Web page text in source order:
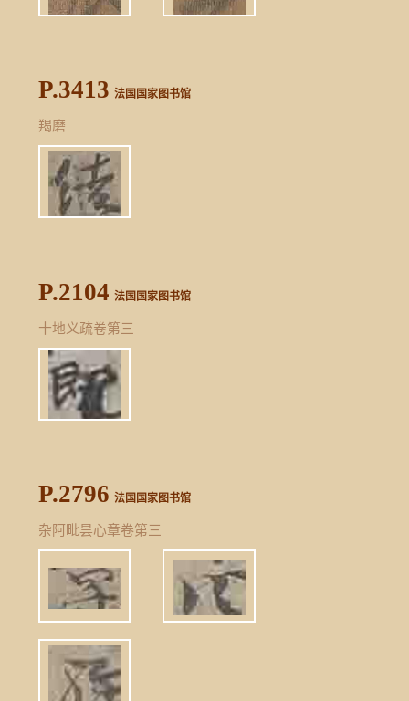
P.3413 法国国家图书馆
羯磨
P.2104 法国国家图书馆
十地义疏卷第三
P.2796 法国国家图书馆
杂阿毗昙心章卷第三